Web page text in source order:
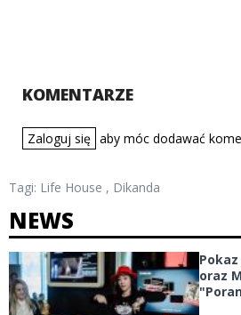
KOMENTARZE
Zaloguj się aby móc dodawać
Tagi: Life House , Dikanda
NEWS
oraz